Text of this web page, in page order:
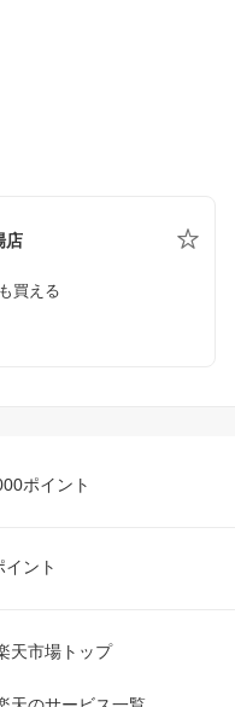
店
買える
ポイント
ント
天市場トップ